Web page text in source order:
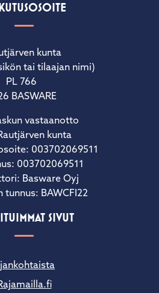
kunta
tai tilaajan nimi)
PL 766
BASWARE
vastaanotto
kunta
003702069511
003702069511
Basware Oyj
tunnus: BAWCFI22
SIVUT